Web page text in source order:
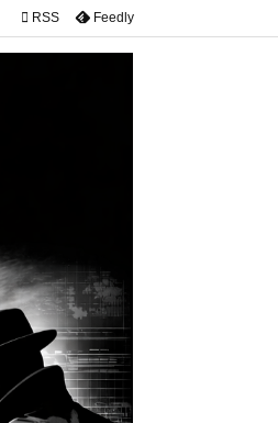
 RSS Feedly